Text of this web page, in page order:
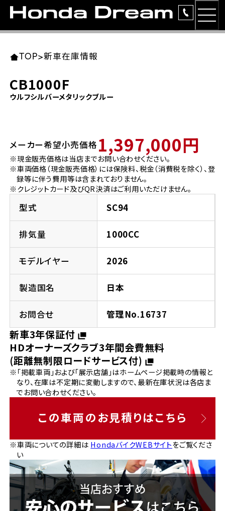
ラインアップ
レンタルバイク
洋用品
イベント
法人向けサービス
お問い合わせ
TOP>新車在庫情報
CB1000F
ウルフシルバーメタリックブルー
メーカー希望小売価格 1,397,000円
※現金販売価格は当店までお問い合わせください。
※車両価格（現金販売価格）には保険料、税金（消費税を除く）、登
録等に伴う費用等は含まれておりません。
※クレジットカード及びQR決済はご利用いただけません。
型式 SC94
排気量 1000CC
モデルイヤー 2026
製造国名 日本
お問合せ 管理No.16737
新車3年保証付
HDオーナーズクラブ3年間会費無料
(距離無制限ロードサービス付)
※「掲載車両」および「展示店舗」はホームページ掲載時の情報と
なり、在庫は不定期に変動しますので、最新在庫状況は各店ま
でお問い合わせください。
この車両のお見積りはこちら
※車両についての詳細は HondaバイクWEBサイトをご覧くださ
い
東北エリア 店舗一覧
岩手県
宮城県
ホンダドリーム 仙台泉
ホンダドリーム 宮城岩沼
福島県
ホンダドリーム 郡山
関東エリア 店舗一覧
東京都
ホンダドリーム 西東京
ホンダドリーム 練馬
ホンダドリーム 板橋
ホンダドリーム 葛飾
ホンダドリーム 大田
ホンダドリーム 立川
神奈川県
ホンダドリーム 磯子
ホンダドリーム 横浜都筑
ホンダドリーム 横浜緑
千葉県
中部エリア 店舗一覧
愛知県
ホンダドリーム 名古屋南
ホンダドリーム 小牧
ホンダドリーム 名古屋東
ホンダドリーム 一宮
ホンダドリーム 豊橋
ホンダドリーム 名古屋上小田井
岐阜県
ホンダドリーム 岐阜
近畿エリア 店舗一覧
大阪府
ホンダドリーム 箕面
ホンダドリーム 藤井寺
ホンダドリーム 東淀川
ホンダドリーム 豊中
京都府
ホンダドリーム 京都伏見
ホンダドリーム 京都北山
兵庫県
ホンダドリーム 神戸灘
ホンダドリーム 尼崎
ホンダドリーム 姫路
ホンダドリーム 西宮甲子園
中国・四国エリア 店舗一覧
岡山県
広島県
ホンダドリーム 広島
ホンダドリーム 福山
徳島県
ホンダドリーム 徳島
香川県
ホンダドリーム 高松
高知県
九州エリア 店舗一覧
福岡県
ホンダドリーム 福岡東
ホンダドリーム 久留米
ホンダドリーム 福岡春日
ホンダドリーム 福岡西
熊本県
ホンダドリーム 熊本